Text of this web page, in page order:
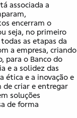
associada a
encerram o
seja, no primeiro
as etapas da
a empresa, criando
para o Banco do
e a solidez das
ética e a inovação e
de criar e entregar
soluções
de forma